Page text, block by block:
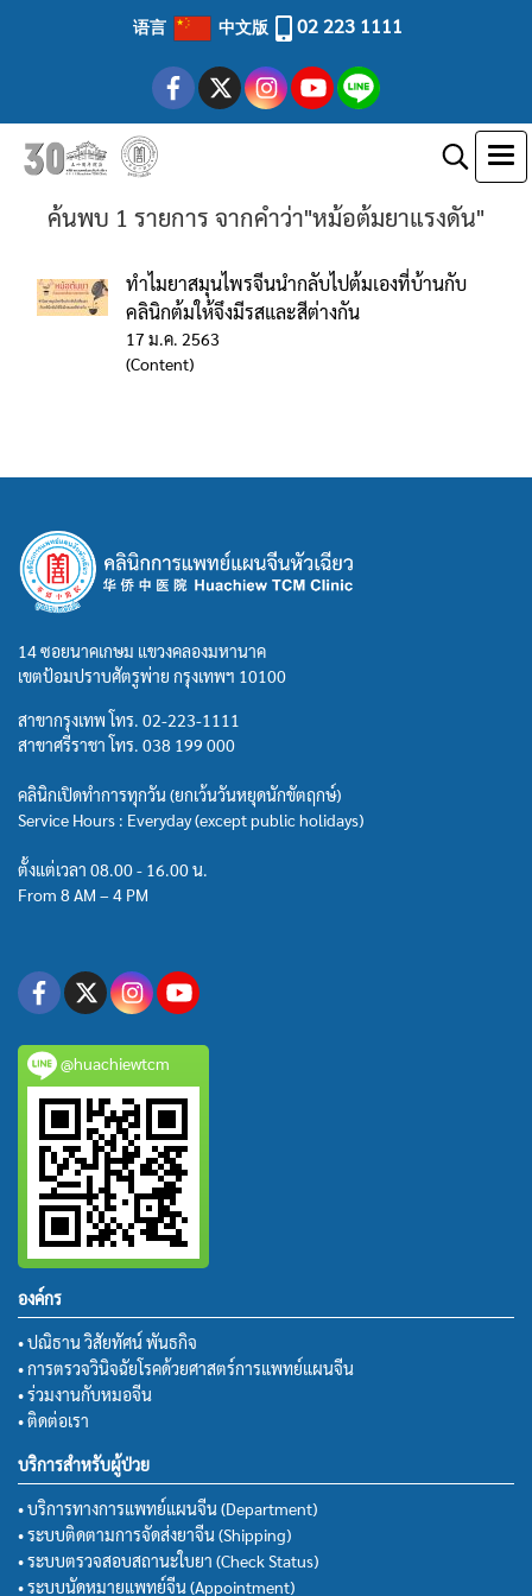
语言 中文版 02 223 1111
ค้นพบ 1 รายการ จากคำว่า"หม้อต้มยาแรงดัน"
ทำไมยาสมุนไพรจีนนำกลับไปต้มเองที่บ้านกับ
คลินิกต้มให้จึงมีรสและสีต่างกัน
17 ม.ค. 2563
(Content)
14 ซอยนาคเกษม แขวงคลองมหานาค
เขตป้อมปราบศัตรูพ่าย กรุงเทพฯ 10100
สาขากรุงเทพ โทร. 02-223-1111
สาขาศรีราชา โทร. 038 199 000
คลินิกเปิดทำการทุกวัน (ยกเว้นวันหยุดนักขัตฤกษ์)
Service Hours : Everyday (except public holidays)
ตั้งแต่เวลา 08.00 - 16.00 น.
From 8 AM – 4 PM
@huachiewtcm
องค์กร
• ปณิธาน วิสัยทัศน์ พันธกิจ
• การตรวจวินิจฉัยโรคด้วยศาสตร์การแพทย์แผนจีน
• ร่วมงานกับหมอจีน
• ติดต่อเรา
บริการสำหรับผู้ป่วย
• บริการทางการแพทย์แผนจีน (Department)
• ระบบติดตามการจัดส่งยาจีน (Shipping)
• ระบบตรวจสอบสถานะใบยา (Check Status)
• ระบบนัดหมายแพทย์จีน (Appointment)